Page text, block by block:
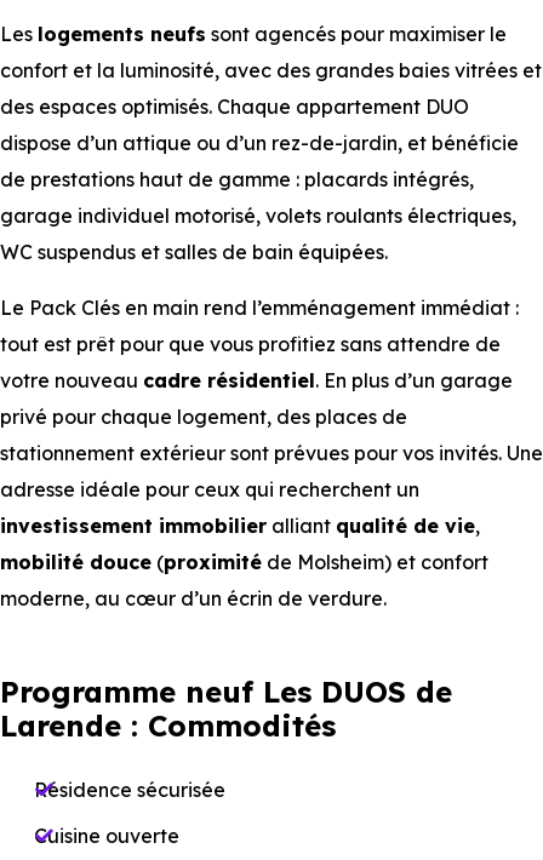
Les logements neufs sont agencés pour maximiser le
confort et la luminosité, avec des grandes baies vitrées et
des espaces optimisés. Chaque appartement DUO
dispose d’un attique ou d’un rez-de-jardin, et bénéficie
de prestations haut de gamme : placards intégrés,
garage individuel motorisé, volets roulants électriques,
WC suspendus et salles de bain équipées.
Le Pack Clés en main rend l’emménagement immédiat :
tout est prêt pour que vous profitiez sans attendre de
votre nouveau cadre résidentiel. En plus d’un garage
privé pour chaque logement, des places de
stationnement extérieur sont prévues pour vos invités. Une
adresse idéale pour ceux qui recherchent un
investissement immobilier alliant qualité de vie,
mobilité douce (proximité de Molsheim) et confort
moderne, au cœur d’un écrin de verdure.
Programme neuf Les DUOS de
Larende : Commodités
Résidence sécurisée
Cuisine ouverte